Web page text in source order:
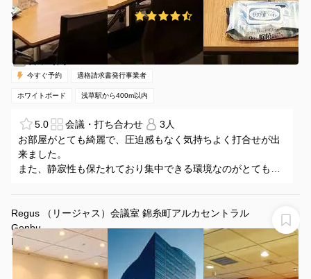
¥4404 〜 ¥4743 /時間
(2件)
浅草駅 徒歩1分
1〜6名
30分〜
営業時間：
07:30-20:00（全日）
今すぐ予約 適格請求書発行事業者
ホワイトボード 浅草駅から400m以内
5.0 会議・打ち合わせ
3人
お部屋がとても綺麗で、圧迫感もなく気持ちよく打合せが出
来ました。
また、静寂性も保たれており集中できる環境なのがとても良
す。
Regus （リージャス）会議室 錦糸町アルカセントラル
Genbu
Regus 会議室 錦糸町アルカセントラル